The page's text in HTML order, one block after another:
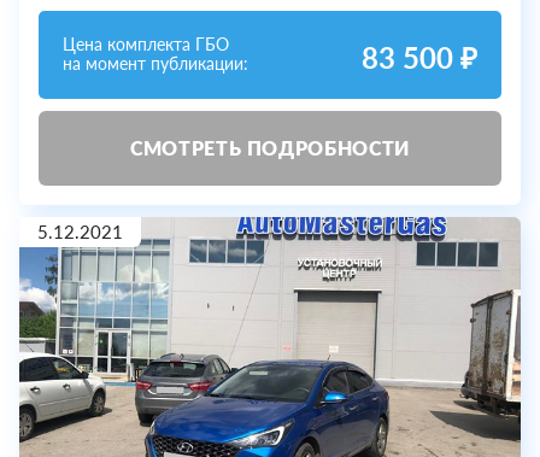
Цена комплекта ГБО
на момент публикации:
83 500 ₽
СМОТРЕТЬ ПОДРОБНОСТИ
5.12.2021